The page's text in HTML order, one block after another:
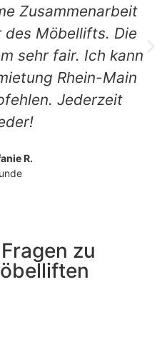
Zusammenarbeit
des Möbellifts. Die
sehr fair. Ich kann
Rhein-Main
Jederzeit
R.
zu